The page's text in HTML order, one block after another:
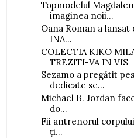
Topmodelul
imaginea noii...
Oana Roman a
INA...
COLECTIA KIKO
TREZITI-VA IN VIS
Sezamo a pregătit
dedicate se...
Michael B. Jordan
do...
Fii antrenorul
ți...